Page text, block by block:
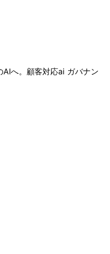
へ。顧客対応ai ガバナン